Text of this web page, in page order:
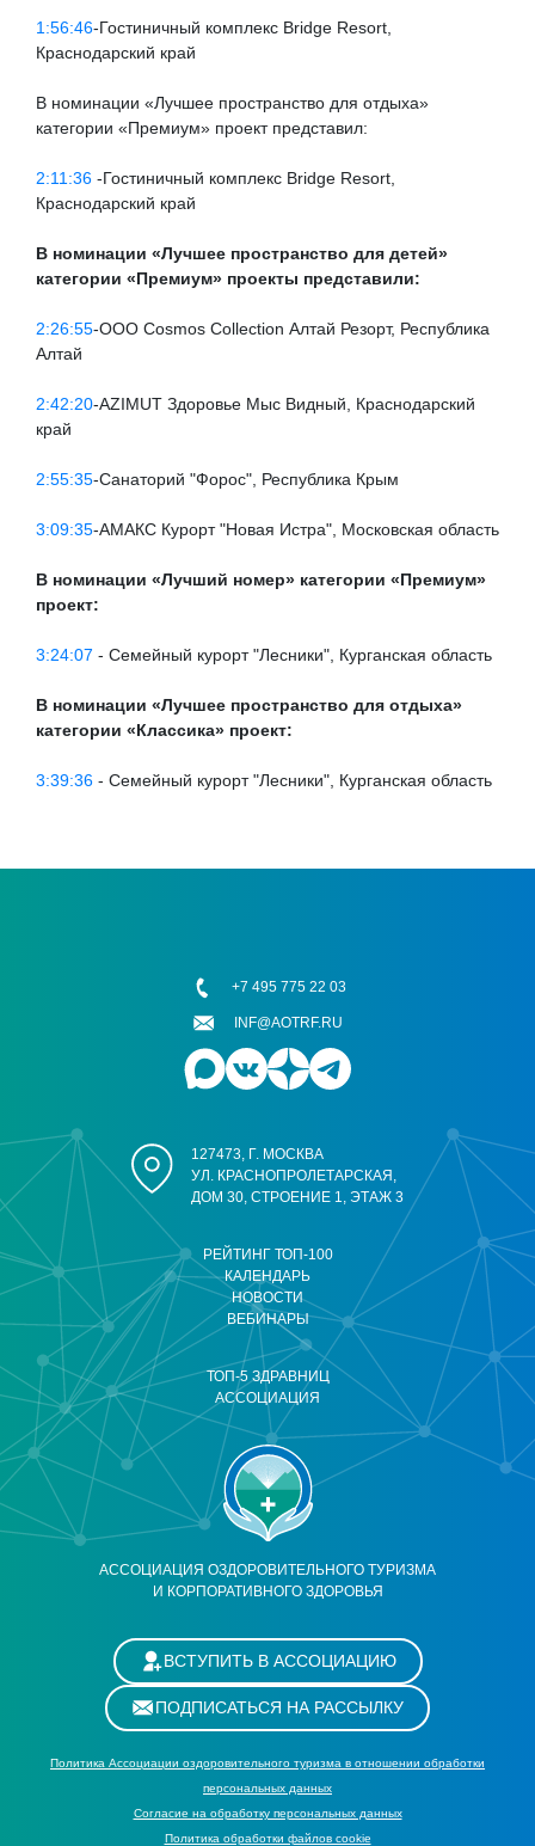
1:56:46-Гостиничный комплекс Bridge Resort,
Краснодарский край
В номинации «Лучшее пространство для отдыха»
категории «Премиум» проект представил:
2:11:36 -Гостиничный комплекс Bridge Resort,
Краснодарский край
В номинации «Лучшее пространство для детей»
категории «Премиум» проекты представили:
2:26:55-ООО Cosmos Collection Алтай Резорт, Республика
Алтай
2:42:20-AZIMUT Здоровье Мыс Видный, Краснодарский
край
2:55:35-Санаторий "Форос", Республика Крым
3:09:35-АМАКС Курорт "Новая Истра", Московская область
В номинации «Лучший номер» категории «Премиум»
проект:
3:24:07 - Семейный курорт "Лесники", Курганская область
В номинации «Лучшее пространство для отдыха»
категории «Классика» проект:
3:39:36 - Семейный курорт "Лесники", Курганская область
АССОЦИАЦИЯ ОЗДОРОВИТЕЛЬНОГО ТУРИЗМА
И КОРПОРАТИВНОГО ЗДОРОВЬЯ
РЕЙТИНГ ТОП-100
КАЛЕНДАРЬ
НОВОСТИ
ВЕБИНАРЫ
ТОП-5 ЗДРАВНИЦ
АССОЦИАЦИЯ
127473, Г. МОСКВА
УЛ. КРАСНОПРОЛЕТАРСКАЯ,
ДОМ 30, СТРОЕНИЕ 1, ЭТАЖ 3
+7 495 775 22 03
INF@AOTRF.RU
ВСТУПИТЬ В АССОЦИАЦИЮ
ПОДПИСАТЬСЯ НА РАССЫЛКУ
Политика Ассоциации оздоровительного туризма в отношении обработки
персональных данных
Cогласие на обработку персональных данных
Политика обработки файлов cookie